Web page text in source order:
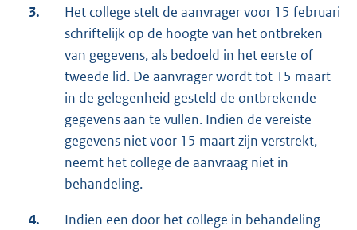
3.
Het college stelt de aanvrager voor 15 februari
schriftelijk op de hoogte van het ontbreken
van gegevens, als bedoeld in het eerste of
tweede lid. De aanvrager wordt tot 15 maart
in de gelegenheid gesteld de ontbrekende
gegevens aan te vullen. Indien de vereiste
gegevens niet voor 15 maart zijn verstrekt,
neemt het college de aanvraag niet in
behandeling.
4.
Indien een door het college in behandeling